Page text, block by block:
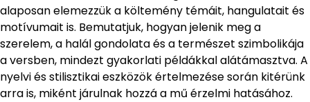
alaposan elemezzük a költemény témáit, hangulatait és
motívumait is. Bemutatjuk, hogyan jelenik meg a
szerelem, a halál gondolata és a természet szimbolikája
a versben, mindezt gyakorlati példákkal alátámasztva. A
nyelvi és stilisztikai eszközök értelmezése során kitérünk
arra is, miként járulnak hozzá a mű érzelmi hatásához.